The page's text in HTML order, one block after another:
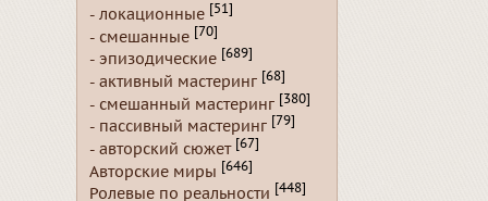
- локационные [51]
- смешанные [70]
- эпизодические [689]
- активный мастеринг [68]
- смешанный мастеринг [380]
- пассивный мастеринг [79]
- авторский сюжет [67]
Авторские миры [646]
Ролевые по реальности [448]